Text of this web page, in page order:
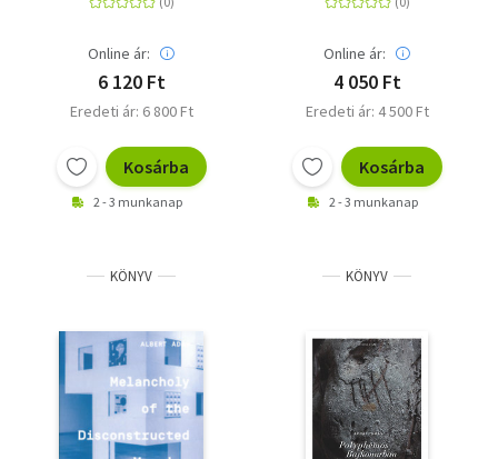
Online ár:
6 120 Ft
Eredeti ár: 6 800 Ft
Kosárba
2 - 3 munkanap
Online ár:
4 050 Ft
Eredeti ár: 4 500 Ft
Kosárba
2 - 3 munkanap
KÖNYV KÖNYV